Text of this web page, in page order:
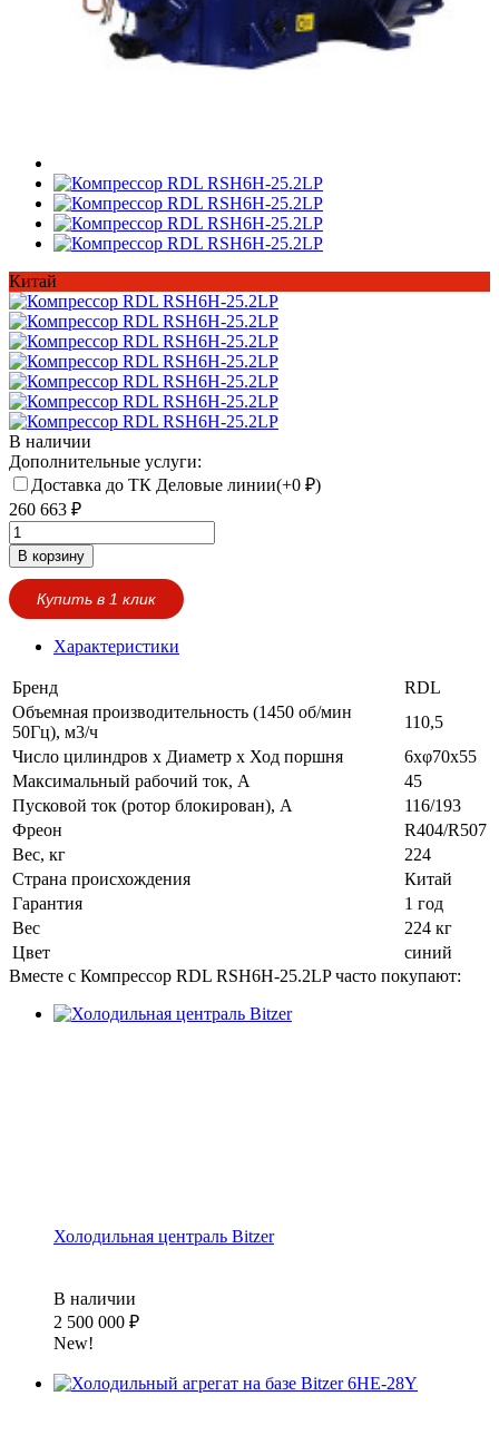
Китай
В наличии
Дополнительные услуги:
Доставка до ТК Деловые линии(+0 ₽)
260 663 ₽
В корзину
Купить в 1 клик
Характеристики
Бренд
RDL
Объемная производительность (1450 об/мин
50Гц), м3/ч
110,5
Число цилиндров х Диаметр х Ход поршня
6xφ70x55
Максимальный рабочий ток, А
45
Пусковой ток (ротор блокирован), А
116/193
Фреон
R404/R507
Вес, кг
224
Страна происхождения
Китай
Гарантия
1 год
Вес
224 кг
Цвет
синий
Вместе с Компрессор RDL RSH6H-25.2LP часто покупают:
Холодильная централь Bitzer
В наличии
2 500 000 ₽
New!